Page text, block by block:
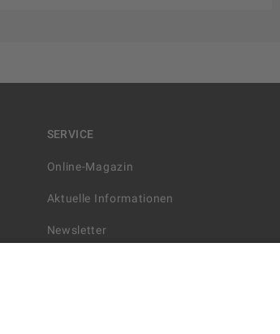
SERVICE
Online-Magazin
Aktuelle Informationen
Newsletter